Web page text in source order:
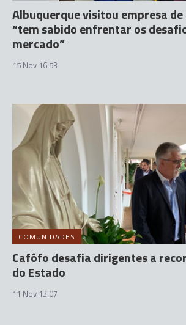
Albuquerque visitou empresa
“tem sabido enfrentar os
mercado”
15 Nov 16:53
COMUNIDADES
Cafôfo desafia dirigentes a
do Estado
11 Nov 13:07